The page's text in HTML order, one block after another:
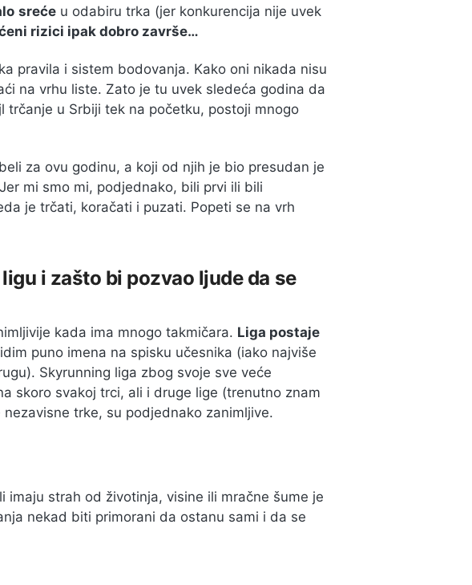
sreće u odabiru trka (jer konkurencija nije uvek
rizici ipak dobro završe…
pravila i sistem bodovanja. Kako oni nikada nisu
na vrhu liste. Zato je tu uvek sledeća godina da
u Srbiji tek na početku, postoji mnogo
za ovu godinu, a koji od njih je bio presudan je
mi smo mi, podjednako, bili prvi ili bili
je trčati, koračati i puzati. Popeti se na vrh
i zašto bi pozvao ljude da se
kada ima mnogo takmičara. Liga postaje
puno imena na spisku učesnika (iako najviše
Skyrunning liga zbog svoje sve veće
skoro svakoj trci, ali i druge lige (trenutno znam
trke, su podjednako zanimljive.
strah od životinja, visine ili mračne šume je
nekad biti primorani da ostanu sami i da se